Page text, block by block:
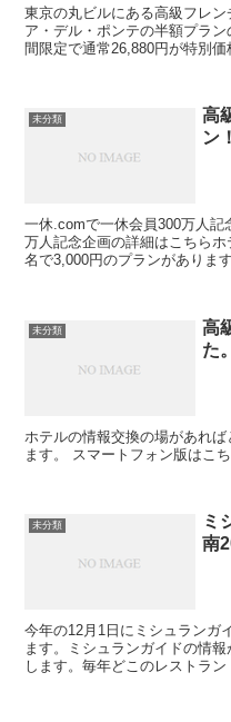
東京の丸ビルにある高級フレ
ア・デル・ポンテの半額プラ
間限定で通常26,880円が特別
未分類
高
ン
一休.comで一休会員300万人
万人記念企画の詳細はこちら
名で3,000円のプランがありま
未分類
高
た。
ホテルの情報交換の場があれ
未分類
ミ
南
今年の12月1日にミシュランガ
ます。ミシュランガイドの情
します。毎年どこのレストラ